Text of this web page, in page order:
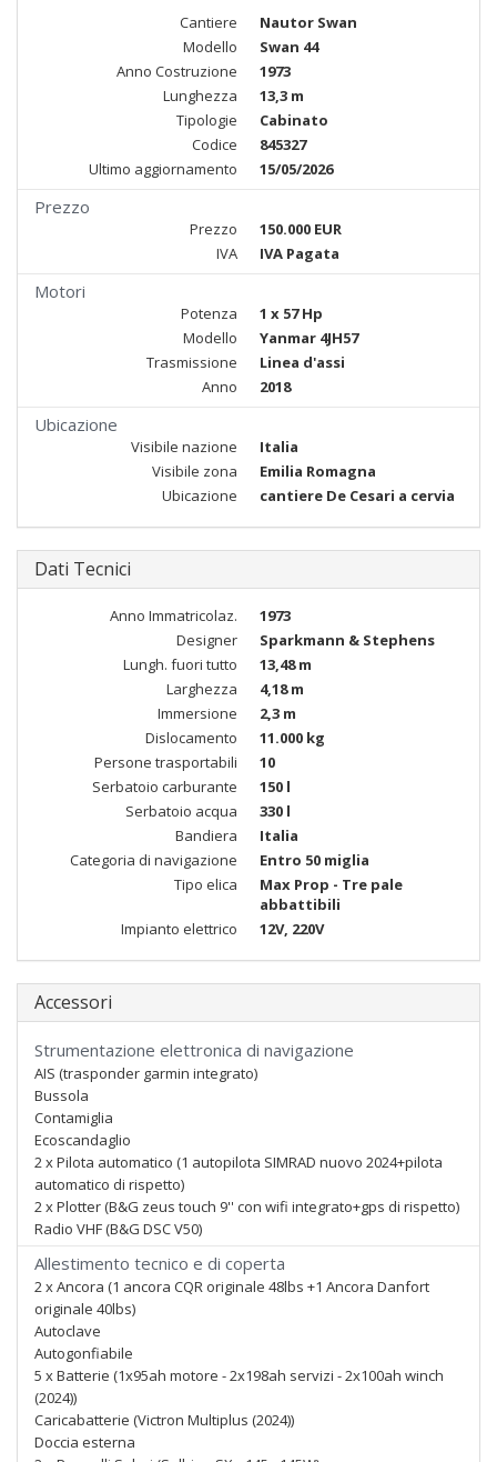
Cantiere
Nautor Swan
Modello
Swan 44
Anno Costruzione
1973
Lunghezza
13,3 m
Tipologie
Cabinato
Codice
845327
Ultimo aggiornamento
15/05/2026
Prezzo
Prezzo
150.000 EUR
IVA
IVA Pagata
Motori
Potenza
1 x 57 Hp
Modello
Yanmar 4JH57
Trasmissione
Linea d'assi
Anno
2018
Ubicazione
Visibile nazione
Italia
Visibile zona
Emilia Romagna
Ubicazione
cantiere De Cesari a cervia
Dati Tecnici
Anno Immatricolaz.
1973
Designer
Sparkmann & Stephens
Lungh. fuori tutto
13,48 m
Larghezza
4,18 m
Immersione
2,3 m
Dislocamento
11.000 kg
Persone trasportabili
10
Serbatoio carburante
150 l
Serbatoio acqua
330 l
Bandiera
Italia
Categoria di navigazione
Entro 50 miglia
Tipo elica
Max Prop - Tre pale
abbattibili
Impianto elettrico
12V, 220V
Accessori
Strumentazione elettronica di navigazione
AIS (trasponder garmin integrato)
Bussola
Contamiglia
Ecoscandaglio
2 x Pilota automatico (1 autopilota SIMRAD nuovo 2024+pilota
automatico di rispetto)
2 x Plotter (B&G zeus touch 9'' con wifi integrato+gps di rispetto)
Radio VHF (B&G DSC V50)
Allestimento tecnico e di coperta
2 x Ancora (1 ancora CQR originale 48lbs +1 Ancora Danfort
originale 40lbs)
Autoclave
Autogonfiabile
5 x Batterie (1x95ah motore - 2x198ah servizi - 2x100ah winch
(2024))
Caricabatterie (Victron Multiplus (2024))
Doccia esterna